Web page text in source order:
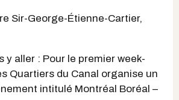
Sir-George-Étienne-Cartier,
y aller : Pour le premier week-
Quartiers du Canal organise un
intitulé Montréal Boréal –